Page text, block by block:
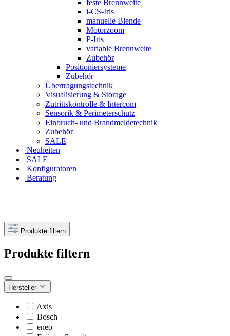
feste Brennweite
i-CS-Iris
manuelle Blende
Motorzoom
P-Iris
variable Brennweite
Zubehör
Positioniersysteme
Zubehör
Übertragungstechnik
Visualisierung & Storage
Zutrittskontrolle & Intercom
Sensorik & Perimeterschutz
Einbruch- und Brandmeldetechnik
Zubehör
SALE
Neuheiten
SALE
Konfiguratoren
Beratung
Produkte filtern
Produkte filtern
Hersteller
Axis
Bosch
eneo